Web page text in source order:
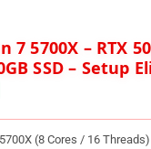
SSD – Setup
(8 Cores / 16 Threads)